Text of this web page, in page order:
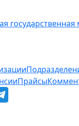
Прайсы